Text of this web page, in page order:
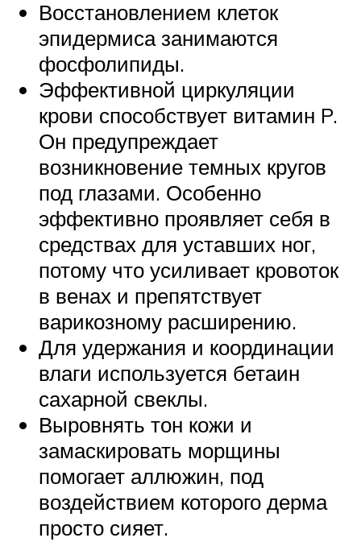
Восстановлением клеток
эпидермиса занимаются
фосфолипиды.
Эффективной циркуляции
крови способствует витамин P.
Он предупреждает
возникновение темных кругов
под глазами. Особенно
эффективно проявляет себя в
средствах для уставших ног,
потому что усиливает кровоток
в венах и препятствует
варикозному расширению.
Для удержания и координации
влаги используется бетаин
сахарной свеклы.
Выровнять тон кожи и
замаскировать морщины
помогает аллюжин, под
воздействием которого дерма
просто сияет.